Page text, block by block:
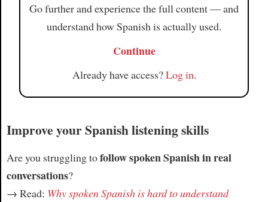
Go further and experience the full content — and
understand how Spanish is actually used.
Continue
Already have access?Log in.
Improve your Spanish listening skills
Are you struggling tofollow spoken Spanish in real
conversations?
→ Read: Why spoken Spanish is hard to understand